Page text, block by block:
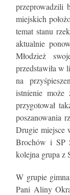
przeprowadzili
miejskich
temat stanu
aktualnie
Młodzież
przedstawiła w
na
istnienie może
przygotował
poszanowania
Drugie miejsce
Brochów i SP
kolejna grupa z
W grupie
Pani Aliny